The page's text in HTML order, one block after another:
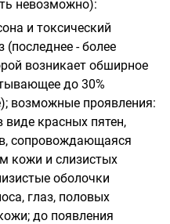
невозможно):
и токсический
- более
возникает обширное
до 30%
возможные проявления:
виде красных пятен,
сопровождающаяся
кожи и слизистых
оболочки
глаз, половых
до появления